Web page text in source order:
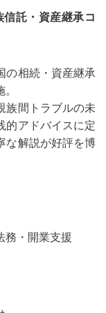
託・資産継承コ
の相続・資産継承
族間トラブルの未
的アドバイスに定
な解説が好評を博
務・開業支援